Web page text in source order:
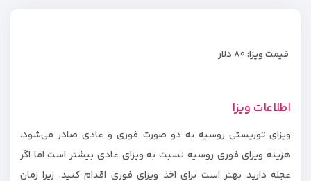
قیمت ویزا: ۸۰ دلار
اطلاعات ویزا
ویزای توریستی روسیه به دو صورت فوری و عادی صادر می‌شود.
هزینه ویزای فوری روسیه نسبت به ویزای عادی بیشتر است اما اگر
عجله دارید بهتر است برای اخذ ویزای فوری اقدام کنید. زیرا زمان